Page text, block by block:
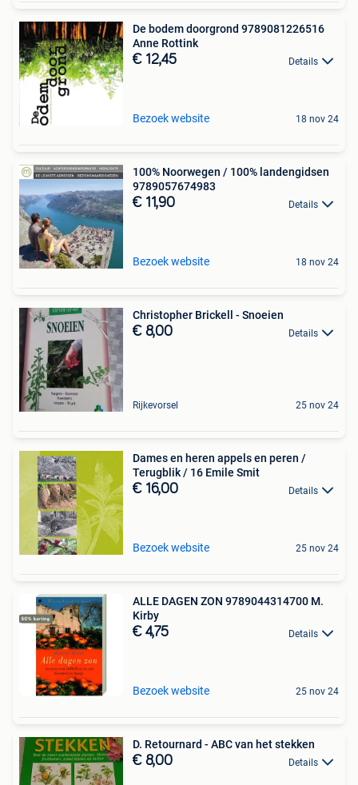
De bodem doorgrond 9789081226516
Anne Rottink
€ 12,45 Details
Bezoek website 18 nov 24
100% Noorwegen / 100% landengidsen
9789057674983
€ 11,90 Details
Bezoek website 18 nov 24
Christopher Brickell - Snoeien
€ 8,00 Details
Rijkevorsel 25 nov 24
Dames en heren appels en peren /
Terugblik / 16 Emile Smit
€ 16,00 Details
Bezoek website 25 nov 24
ALLE DAGEN ZON 9789044314700 M.
Kirby
€ 4,75 Details
Bezoek website 25 nov 24
D. Retournard - ABC van het stekken
€ 8,00 Details